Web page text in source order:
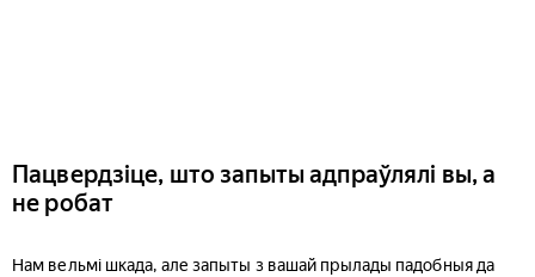
Пацвердзіце, што запыты адпраўлялі вы, а
не робат
Нам вельмі шкада, але запыты з вашай прылады падобныя да